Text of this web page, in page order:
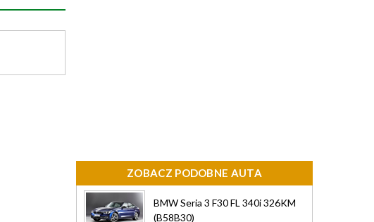
ZOBACZ PODOBNE AUTA
BMW Seria 3 F30 FL 340i 326KM
(B58B30)